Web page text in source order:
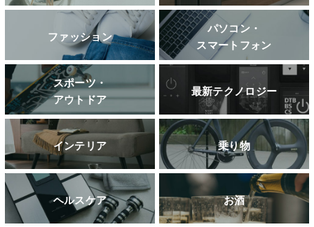
ファッション
パソコン・
スマートフォン
スポーツ・
アウトドア
最新テクノロジー
インテリア 乗り物
ヘルスケア お酒